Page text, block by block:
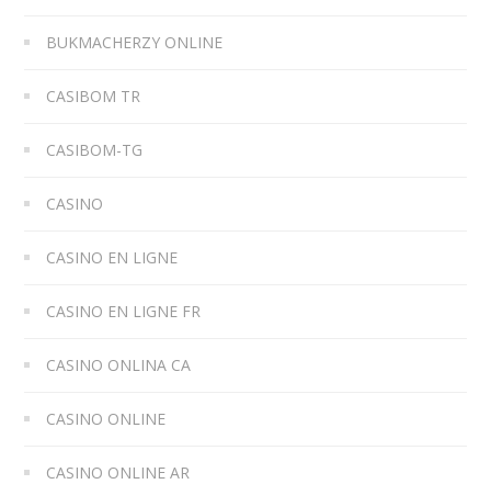
BUKMACHERZY ONLINE
CASIBOM TR
CASIBOM-TG
CASINO
CASINO EN LIGNE
CASINO EN LIGNE FR
CASINO ONLINA CA
CASINO ONLINE
CASINO ONLINE AR